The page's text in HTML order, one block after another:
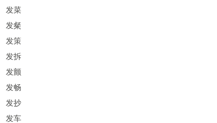
发菜
发粲
发策
发拆
发颤
发畅
发抄
发车